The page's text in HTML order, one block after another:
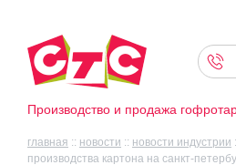
Производство и продажа
главная :: новости :: новости индустрии
производства картона на санкт-